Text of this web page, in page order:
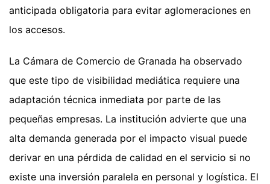
anticipada obligatoria para evitar aglomeraciones en
los accesos.
La Cámara de Comercio de Granada ha observado
que este tipo de visibilidad mediática requiere una
adaptación técnica inmediata por parte de las
pequeñas empresas. La institución advierte que una
alta demanda generada por el impacto visual puede
derivar en una pérdida de calidad en el servicio si no
existe una inversión paralela en personal y logística. El